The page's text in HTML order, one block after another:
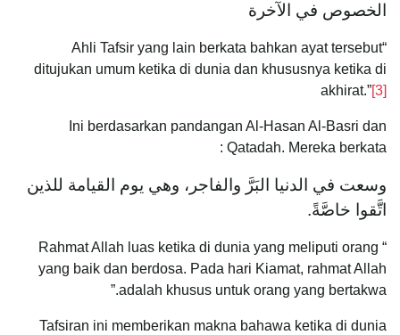
الخصوص في الآخرة
“Ahli Tafsir yang lain berkata bahkan ayat tersebut
ditujukan umum ketika di dunia dan khususnya ketika di
akhirat.”[3]
Ini berdasarkan pandangan Al-Hasan Al-Basri dan
Qatadah. Mereka berkata :
وسعت في الدنيا البَرَّ والفاجر، وهي يوم القيامة للذين
اتَّقوا خاصَّةً.
“ Rahmat Allah luas ketika di dunia yang meliputi orang
yang baik dan berdosa. Pada hari Kiamat, rahmat Allah
adalah khusus untuk orang yang bertakwa.”
Tafsiran ini memberikan makna bahawa ketika di dunia